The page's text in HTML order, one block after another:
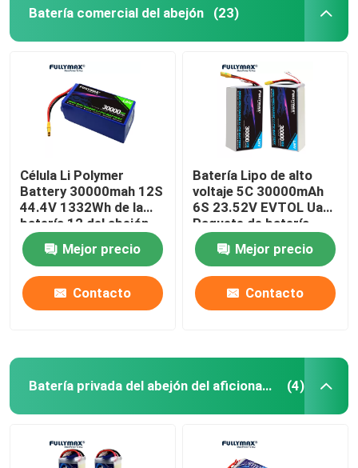
Batería comercial del abejón (23)
Célula Li Polymer
Battery 30000mah 12S
44.4V 1332Wh de la
batería 12 del abejón
de la agricultura
Mejor precio
Contacto
Batería Lipo de alto
voltaje 5C 30000mAh
6S 23.52V EVTOL Uam
Paquete de batería
XT90-S Enchufe
Mejor precio
Contacto
Batería privada del abejón del aficionado (4)